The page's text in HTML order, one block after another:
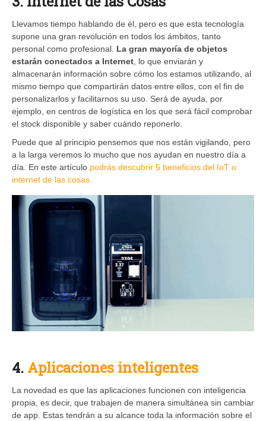
Llevamos tiempo hablando de él, pero es que esta tecnología
supone una gran revolución en todos los ámbitos, tanto
personal como profesional. La gran mayoría de objetos
estarán conectados a Internet , lo que enviarán y
almacenarán información sobre cómo los estamos utilizando, al
mismo tiempo que compartirán datos entre ellos, con el fin de
personalizarlos y facilitarnos su uso. Será de ayuda, por
ejemplo, en centros de logística en los que será fácil comprobar
el stock disponible y saber cuándo reponerlo.
Puede que al principio pensemos que nos están vigilando, pero
a la larga veremos lo mucho que nos ayudan en nuestro día a
día. En este artículo podrás descubrir 5 beneficios del IoT o
internet de las cosas.
4. Aplicaciones inteligentes
La novedad es que las aplicaciones funcionen con inteligencia
propia, es decir, que trabajen de manera simultánea sin cambiar
de app. Estas tendrán a su alcance toda la información sobre el